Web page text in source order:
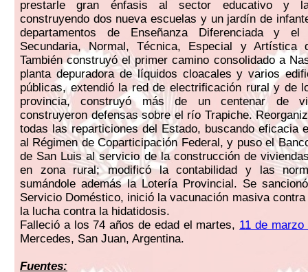
prestarle gran énfasis al sector educativo y
construyendo dos nueva escuelas y un jardín de
departamentos de Enseñanza Diferenciada y el
Secundaria, Normal, Técnica, Especial y Artística
También construyó el primer camino consolidado a
planta depuradora de líquidos cloacales y varios
públicas, extendió la red de electrificación rural y de
provincia, construyó más de un centenar de
construyeron defensas sobre el río Trapiche.
todas las reparticiones del Estado, buscando eficacia
al Régimen de Coparticipación Federal, y puso el
de San Luis al servicio de la construcción de
en zona rural; modificó la contabilidad y las
sumándole además la Lotería Provincial. Se
Servicio Doméstico, inició la vacunación masiva
la lucha contra la hidatidosis.
Falleció a los 74 años de edad el martes, 11 de marzo
Mercedes, San Juan, Argentina.
Fuentes: